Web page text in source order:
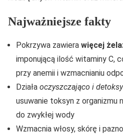
Najważniejsze fakty
Pokrzywa zawiera więcej
imponującą ilość witaminy C,
przy anemii i wzmacnianiu
Działa oczyszczająco i
usuwanie toksyn z organizmu
do zwykłej wody
Wzmacnia włosy, skórę i